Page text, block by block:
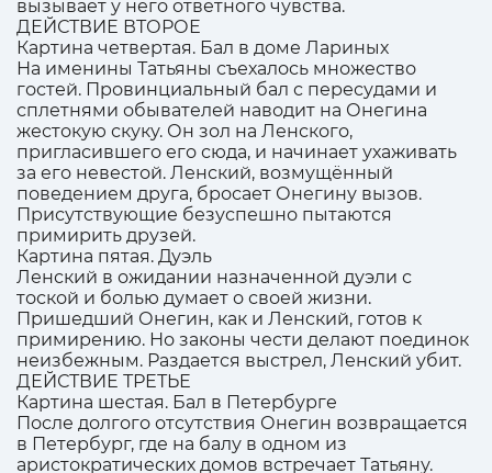
вызывает у него ответного чувства.
ДЕЙСТВИЕ ВТОРОЕ
Картина четвертая. Бал в доме Лариных
На именины Татьяны съехалось множество
гостей. Провинциальный бал с пересудами и
сплетнями обывателей наводит на Онегина
жестокую скуку. Он зол на Ленского,
пригласившего его сюда, и начинает ухаживать
за его невестой. Ленский, возмущённый
поведением друга, бросает Онегину вызов.
Присутствующие безуспешно пытаются
примирить друзей.
Картина пятая. Дуэль
Ленский в ожидании назначенной дуэли с
тоской и болью думает о своей жизни.
Пришедший Онегин, как и Ленский, готов к
примирению. Но законы чести делают поединок
неизбежным. Раздается выстрел, Ленский убит.
ДЕЙСТВИЕ ТРЕТЬЕ
Картина шестая. Бал в Петербурге
После долгого отсутствия Онегин возвращается
в Петербург, где на балу в одном из
аристократических домов встречает Татьяну.